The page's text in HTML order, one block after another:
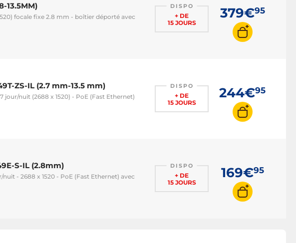
13.5MM)
focale fixe 2.8 mm - boîtier déporté avec
DISPO
+ DE
15 JOURS
379€95
ZS-IL (2.7 mm-13.5 mm)
nuit (2688 x 1520) - PoE (Fast Ethernet)
DISPO
+ DE
15 JOURS
244€95
S-IL (2.8mm)
- 2688 x 1520 - PoE (Fast Ethernet) avec
DISPO
+ DE
15 JOURS
169€95